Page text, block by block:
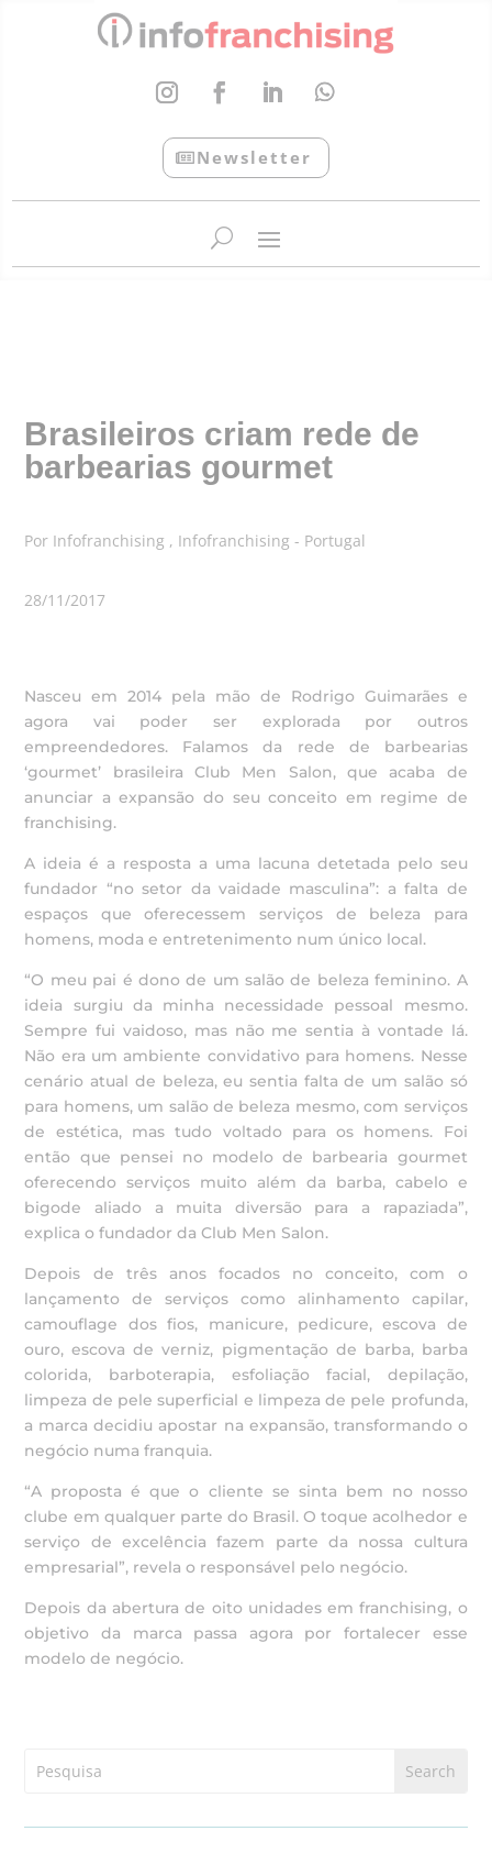
Newsletter
Brasileiros criam rede de
barbearias gourmet
Por Infofranchising , Infofranchising - Portugal
28/11/2017
Nasceu em 2014 pela mão de Rodrigo Guimarães e
agora vai poder ser explorada por outros
empreendedores. Falamos da rede de barbearias
‘gourmet’ brasileira Club Men Salon, que acaba de
anunciar a expansão do seu conceito em regime de
franchising.
A ideia é a resposta a uma lacuna detetada pelo seu
fundador “no setor da vaidade masculina”: a falta de
espaços que oferecessem serviços de beleza para
homens, moda e entretenimento num único local.
“O meu pai é dono de um salão de beleza feminino. A
ideia surgiu da minha necessidade pessoal mesmo.
Sempre fui vaidoso, mas não me sentia à vontade lá.
Não era um ambiente convidativo para homens. Nesse
cenário atual de beleza, eu sentia falta de um salão só
para homens, um salão de beleza mesmo, com serviços
de estética, mas tudo voltado para os homens. Foi
então que pensei no modelo de barbearia gourmet
oferecendo serviços muito além da barba, cabelo e
bigode aliado a muita diversão para a rapaziada”,
explica o fundador da Club Men Salon.
Depois de três anos focados no conceito, com o
lançamento de serviços como alinhamento capilar,
camouflage dos fios, manicure, pedicure, escova de
ouro, escova de verniz, pigmentação de barba, barba
colorida, barboterapia, esfoliação facial, depilação,
limpeza de pele superficial e limpeza de pele profunda,
a marca decidiu apostar na expansão, transformando o
negócio numa franquia.
“A proposta é que o cliente se sinta bem no nosso
clube em qualquer parte do Brasil. O toque acolhedor e
serviço de excelência fazem parte da nossa cultura
empresarial”, revela o responsável pelo negócio.
Depois da abertura de oito unidades em franchising, o
objetivo da marca passa agora por fortalecer esse
modelo de negócio.